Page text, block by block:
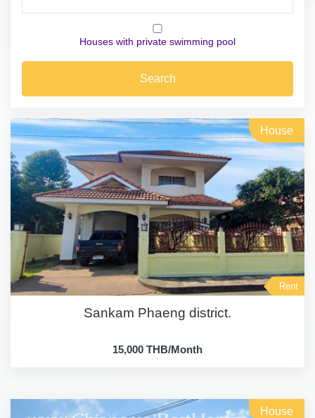
Houses with private swimming pool
Search
House
Rent
Sankam Phaeng district.
15,000 THB/Month
House